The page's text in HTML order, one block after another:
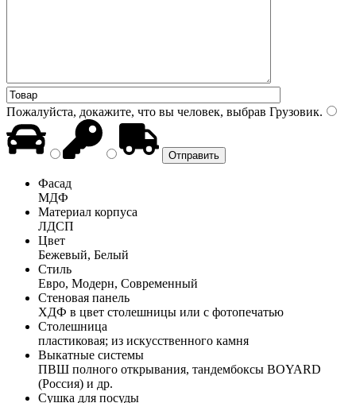
Пожалуйста, докажите, что вы человек, выбрав Грузовик.
Фасад
МДФ
Материал корпуса
ЛДСП
Цвет
Бежевый, Белый
Стиль
Евро, Модерн, Современный
Стеновая панель
ХДФ в цвет столешницы или с фотопечатью
Столешница
пластиковая; из искусственного камня
Выкатные системы
ПВШ полного открывания, тандембоксы BOYARD
(Россия) и др.
Сушка для посуды